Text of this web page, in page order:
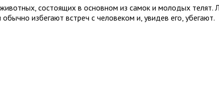
состоящих в основном из самок и молодых телят.
избегают встреч с человеком и, увидев его, убегают.